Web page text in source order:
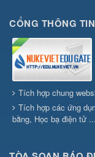
CỔNG THÔNG
Tích hợp chung
Tích hợp các ứng
bằng, Học bạ điện tử